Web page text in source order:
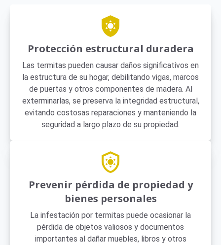
Protección estructural duradera
Las termitas pueden causar daños significativos en
la estructura de su hogar, debilitando vigas, marcos
de puertas y otros componentes de madera. Al
exterminarlas, se preserva la integridad estructural,
evitando costosas reparaciones y manteniendo la
seguridad a largo plazo de su propiedad.
Prevenir pérdida de propiedad y
bienes personales
La infestación por termitas puede ocasionar la
pérdida de objetos valiosos y documentos
importantes al dañar muebles, libros y otros